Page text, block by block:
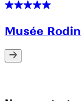
Musée Rodin